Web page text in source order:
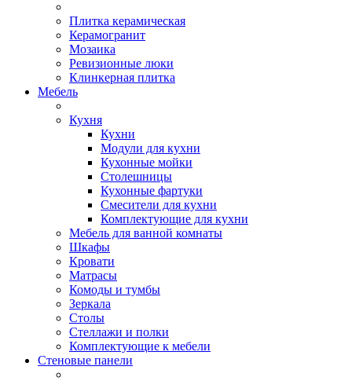
Плитка керамическая
Керамогранит
Мозаика
Ревизионные люки
Клинкерная плитка
Мебель
Кухня
Кухни
Модули для кухни
Кухонные мойки
Столешницы
Кухонные фартуки
Смесители для кухни
Комплектующие для кухни
Мебель для ванной комнаты
Шкафы
Кровати
Матрасы
Комоды и тумбы
Зеркала
Столы
Стеллажи и полки
Комплектующие к мебели
Стеновые панели